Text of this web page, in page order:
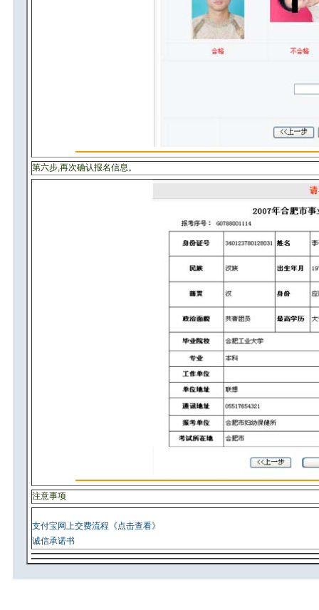
第六步,再次确认报名信息。
注意事项
支付宝网上交费流程《点击查看》
诚信承诺书